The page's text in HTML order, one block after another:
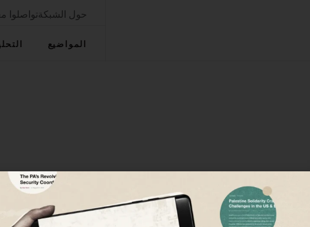
حول الشبكةتواصلوا
المواضيع